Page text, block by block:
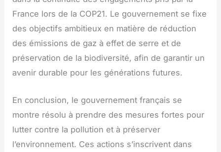
France lors de la COP21. Le gouvernement se fixe
des objectifs ambitieux en matière de réduction
des émissions de gaz à effet de serre et de
préservation de la biodiversité, afin de garantir un
avenir durable pour les générations futures.
En conclusion, le gouvernement français se
montre résolu à prendre des mesures fortes pour
lutter contre la pollution et à préserver
l’environnement. Ces actions s’inscrivent dans